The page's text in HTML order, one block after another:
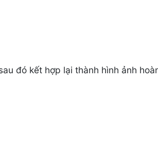
đó kết hợp lại thành hình ảnh